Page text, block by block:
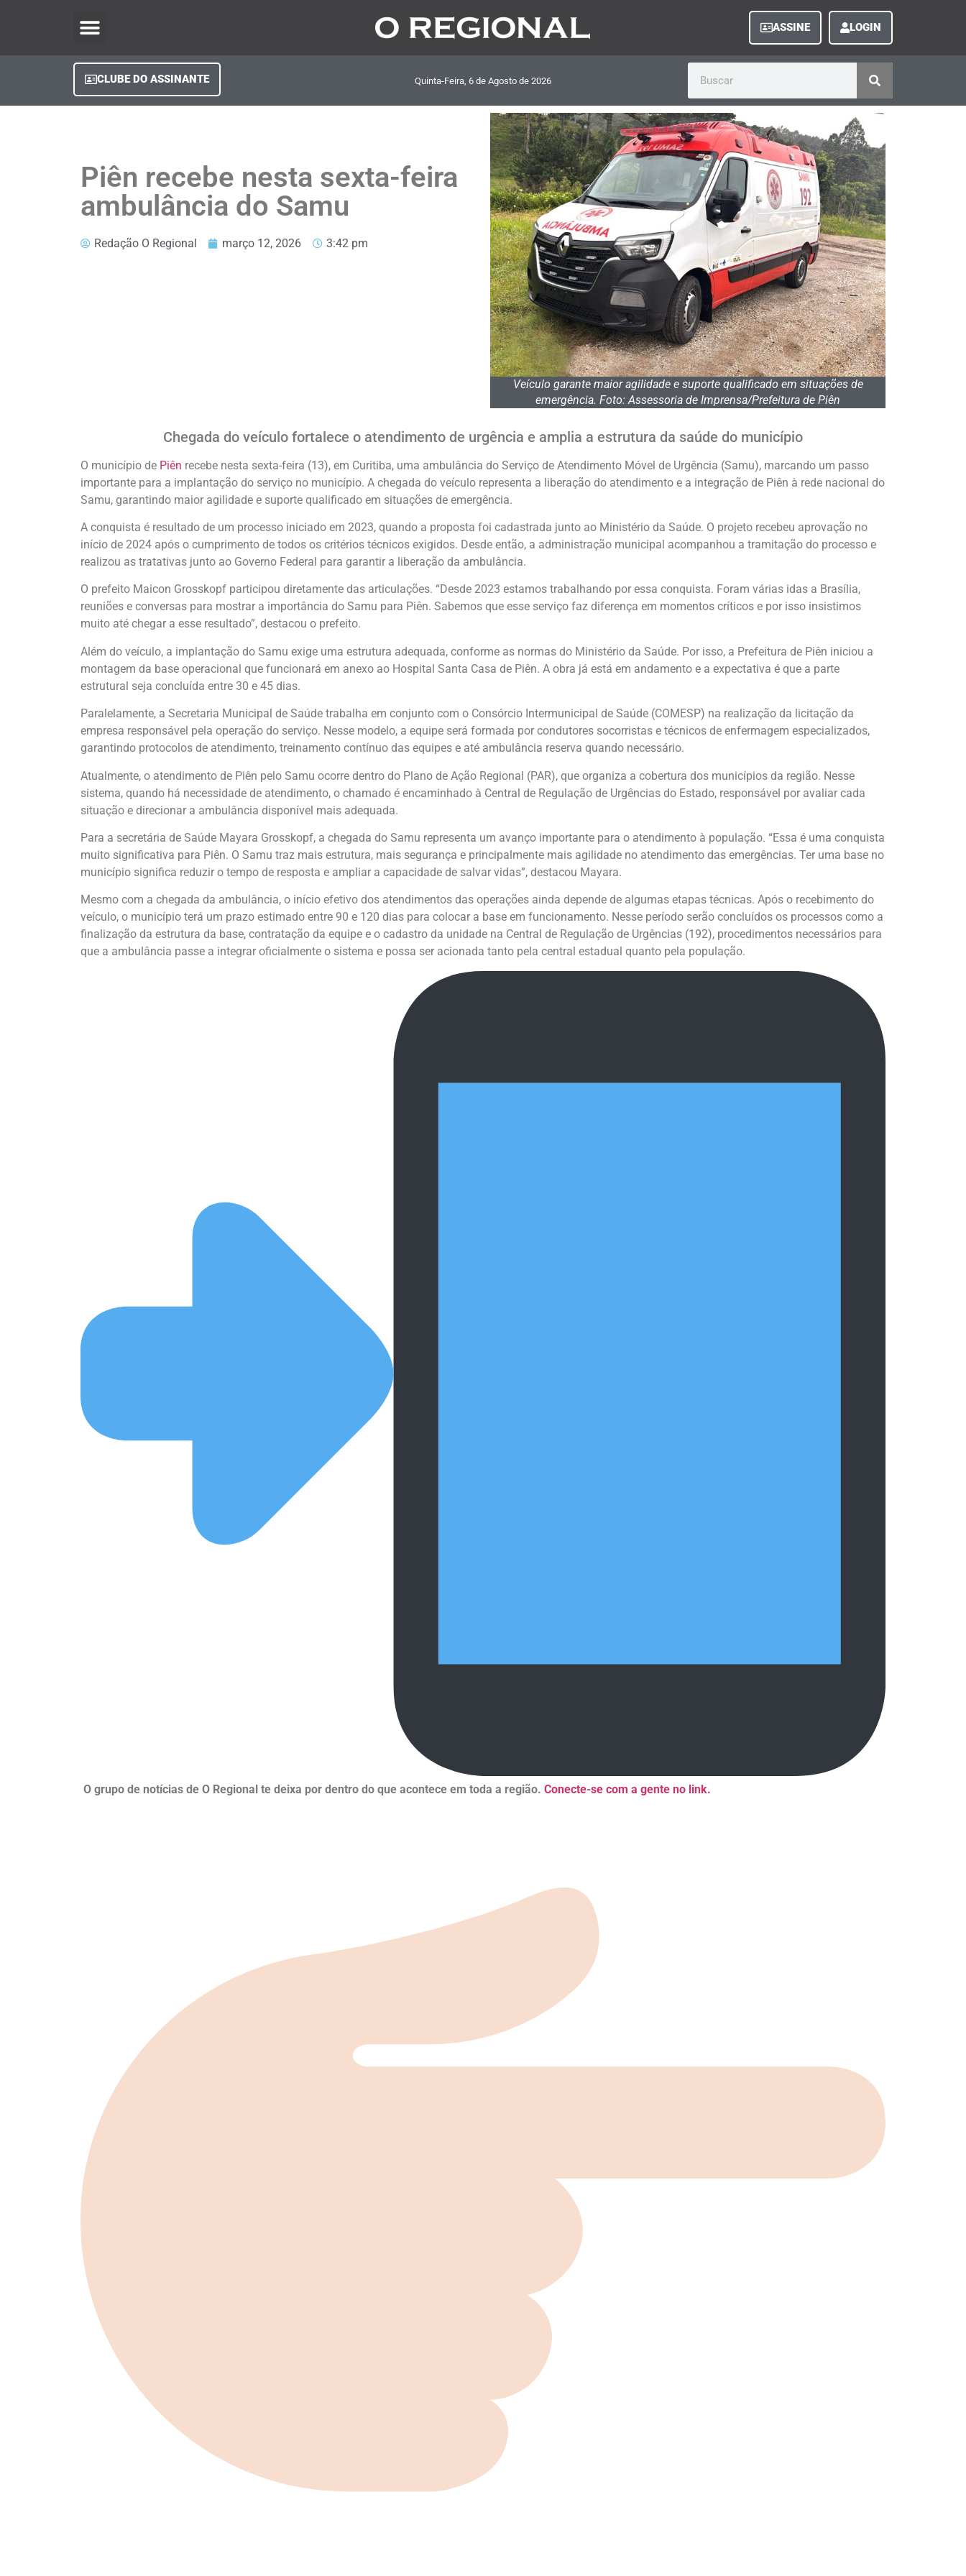
ASSINE LOGIN
CLUBE DO ASSINANTE Quinta-Feira, 6 de Agosto de 2026
Piên recebe nesta sexta-feira
ambulância do Samu
Redação O Regional março 12, 2026 3:42 pm
Veículo garante maior agilidade e suporte qualificado em situações de
emergência. Foto: Assessoria de Imprensa/Prefeitura de Piên
Chegada do veículo fortalece o atendimento de urgência e amplia a estrutura da saúde do município
O município de Piên recebe nesta sexta-feira (13), em Curitiba, uma ambulância do Serviço de Atendimento Móvel de Urgência (Samu), marcando um passo
importante para a implantação do serviço no município. A chegada do veículo representa a liberação do atendimento e a integração de Piên à rede nacional do
Samu, garantindo maior agilidade e suporte qualificado em situações de emergência.
A conquista é resultado de um processo iniciado em 2023, quando a proposta foi cadastrada junto ao Ministério da Saúde. O projeto recebeu aprovação no
início de 2024 após o cumprimento de todos os critérios técnicos exigidos. Desde então, a administração municipal acompanhou a tramitação do processo e
realizou as tratativas junto ao Governo Federal para garantir a liberação da ambulância.
O prefeito Maicon Grosskopf participou diretamente das articulações. “Desde 2023 estamos trabalhando por essa conquista. Foram várias idas a Brasília,
reuniões e conversas para mostrar a importância do Samu para Piên. Sabemos que esse serviço faz diferença em momentos críticos e por isso insistimos
muito até chegar a esse resultado”, destacou o prefeito.
Além do veículo, a implantação do Samu exige uma estrutura adequada, conforme as normas do Ministério da Saúde. Por isso, a Prefeitura de Piên iniciou a
montagem da base operacional que funcionará em anexo ao Hospital Santa Casa de Piên. A obra já está em andamento e a expectativa é que a parte
estrutural seja concluída entre 30 e 45 dias.
Paralelamente, a Secretaria Municipal de Saúde trabalha em conjunto com o Consórcio Intermunicipal de Saúde (COMESP) na realização da licitação da
empresa responsável pela operação do serviço. Nesse modelo, a equipe será formada por condutores socorristas e técnicos de enfermagem especializados,
garantindo protocolos de atendimento, treinamento contínuo das equipes e até ambulância reserva quando necessário.
Atualmente, o atendimento de Piên pelo Samu ocorre dentro do Plano de Ação Regional (PAR), que organiza a cobertura dos municípios da região. Nesse
sistema, quando há necessidade de atendimento, o chamado é encaminhado à Central de Regulação de Urgências do Estado, responsável por avaliar cada
situação e direcionar a ambulância disponível mais adequada.
Para a secretária de Saúde Mayara Grosskopf, a chegada do Samu representa um avanço importante para o atendimento à população. “Essa é uma conquista
muito significativa para Piên. O Samu traz mais estrutura, mais segurança e principalmente mais agilidade no atendimento das emergências. Ter uma base no
município significa reduzir o tempo de resposta e ampliar a capacidade de salvar vidas”, destacou Mayara.
Mesmo com a chegada da ambulância, o início efetivo dos atendimentos das operações ainda depende de algumas etapas técnicas. Após o recebimento do
veículo, o município terá um prazo estimado entre 90 e 120 dias para colocar a base em funcionamento. Nesse período serão concluídos os processos como a
finalização da estrutura da base, contratação da equipe e o cadastro da unidade na Central de Regulação de Urgências (192), procedimentos necessários para
que a ambulância passe a integrar oficialmente o sistema e possa ser acionada tanto pela central estadual quanto pela população.
O grupo de notícias de O Regional te deixa por dentro do que acontece em toda a região. Conecte-se com a gente no link.